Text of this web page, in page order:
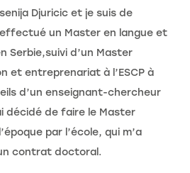
Djuricic et je suis de
un Master en langue et
Serbie,suivi d’un Master
et entreprenariat à l’ESCP à
d’un enseignant-chercheur
décidé de faire le Master
par l’école, qui m’a
contrat doctoral.